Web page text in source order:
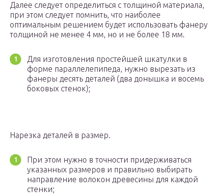
Далее следует определиться с толщиной материала,
при этом следует помнить, что наиболее
оптимальным решением будет использовать фанеру
толщиной не менее 4 мм, но и не более 18 мм.
Для изготовления простейшей шкатулки в
форме параллелепипеда, нужно вырезать из
фанеры десять деталей (два донышка и восемь
боковых стенок);
Нарезка деталей в размер.
При этом нужно в точности придерживаться
указанных размеров и правильно выбирать
направление волокон древесины для каждой
стенки;